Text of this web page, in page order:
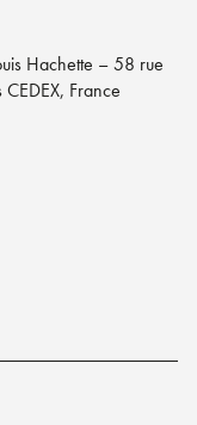
Hachette – 58 rue
France